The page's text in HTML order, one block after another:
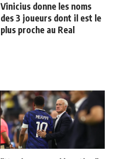
Vinicius donne les noms
des 3 joueurs dont il est le
plus proche au Real